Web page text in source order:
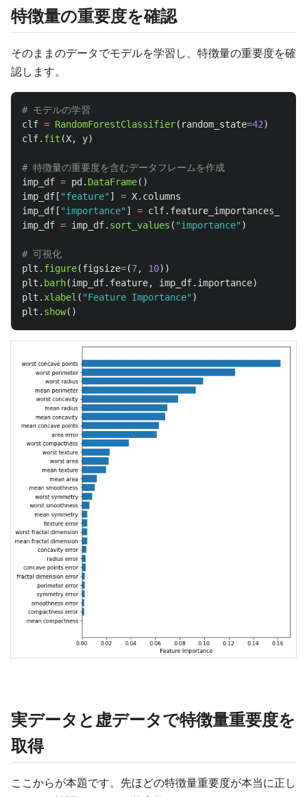
特徴量の重要度を確認
そのままのデータでモデルを学習し、特徴量の重要度を確
認します。
clf = RandomForestClassifier( random_state=42)
clf. fit (X, y)
imp_df = pd . DataFrame()
imp_df [ "feature" ] = X. columns
imp_df [ "importance" ] = clf. feature_importances_
imp_df = imp_df. sort_values ( "importance" )
plt . figure(figsize=(7, 10))
plt . barh(imp_df. feature, imp_df. importance)
plt . xlabel ( "Feature Importance" )
plt . show()
実データと虚データで特徴量重要度を
取得
ここからが本題です。先ほどの特徴量重要度が本当に正し